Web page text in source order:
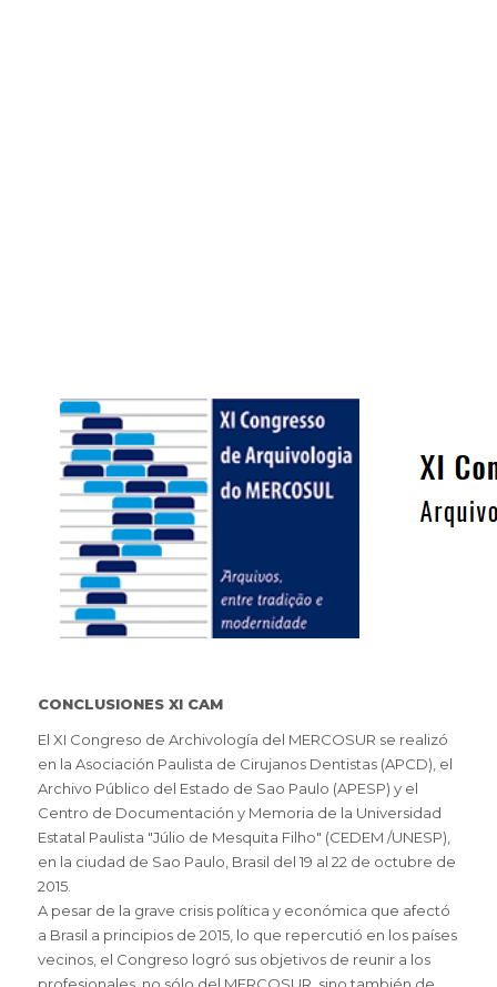
CONCLUSIONES XI CAM
El XI Congreso de Archivología del MERCOSUR se realizó
en la Asociación Paulista de Cirujanos Dentistas (APCD), el
Archivo Público del Estado de Sao Paulo (APESP) y el
Centro de Documentación y Memoria de la Universidad
Estatal Paulista "Júlio de Mesquita Filho" (CEDEM /UNESP),
en la ciudad de Sao Paulo, Brasil del 19 al 22 de octubre de
2015.
A pesar de la grave crisis política y económica que afectó
a Brasil a principios de 2015, lo que repercutió en los países
vecinos, el Congreso logró sus objetivos de reunir a los
profesionales, no sólo del MERCOSUR, sino también de